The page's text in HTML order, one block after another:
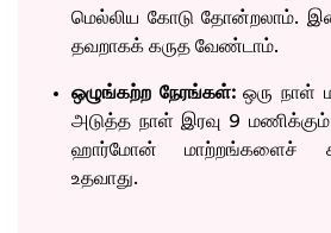
மெல்லிய கோடு தோன்றலாம்.
தவறாகக் கருத வேண்டாம்.
ஒழுங்கற்ற நேரங்கள்:ஒரு நாள்
அடுத்த நாள் இரவு 9
ஹார்மோன் மாற்றங்களைச்
உதவாது.